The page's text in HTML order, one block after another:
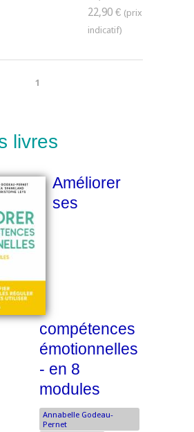
22,90 €
1
livres
Améliorer
ses
compétences
émotionnelles
- en 8
modules
Annabelle Godeau-
Pernet